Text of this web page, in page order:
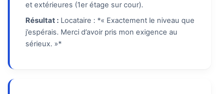
et extérieures (1er étage sur cour).
Résultat : Locataire : *« Exactement le niveau que
j’espérais. Merci d’avoir pris mon exigence au
sérieux. »*